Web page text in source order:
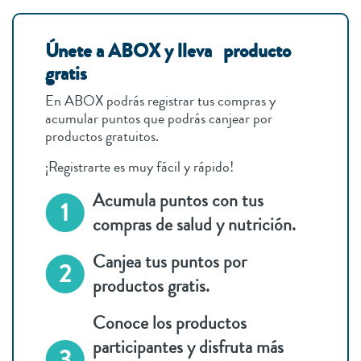
Únete a ABOX y lleva producto
gratis
En ABOX podrás registrar tus compras y
acumular puntos que podrás canjear por
productos gratuitos.
¡Registrarte es muy fácil y rápido!
Acumula puntos con tus
compras de salud y nutrición.
Canjea tus puntos por
productos gratis.
Conoce los productos
participantes y disfruta más